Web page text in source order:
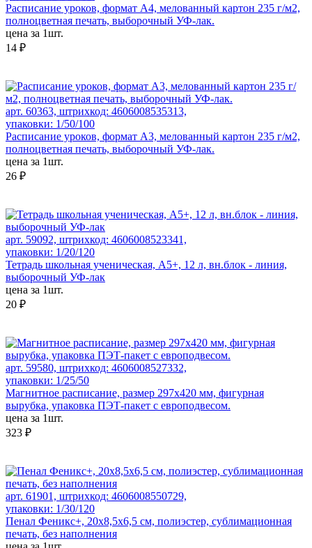
Расписание уроков, формат А4, мелованный картон 235 г/м2,
полноцветная печать, выборочный УФ-лак.
цена за 1шт.
14 ₽
арт. 60363, штрихкод: 4606008535313,
упаковки: 1/50/100
Расписание уроков, формат А3, мелованный картон 235 г/м2,
полноцветная печать, выборочный УФ-лак.
цена за 1шт.
26 ₽
арт. 59092, штрихкод: 4606008523341,
упаковки: 1/20/120
Тетрадь школьная ученическая, А5+, 12 л, вн.блок - линия,
выборочный УФ-лак
цена за 1шт.
20 ₽
арт. 59580, штрихкод: 4606008527332,
упаковки: 1/25/50
Магнитное расписание, размер 297х420 мм, фигурная
вырубка, упаковка ПЭТ-пакет с европодвесом.
цена за 1шт.
323 ₽
арт. 61901, штрихкод: 4606008550729,
упаковки: 1/30/120
Пенал Феникс+, 20х8,5х6,5 см, полиэстер, сублимационная
печать, без наполнения